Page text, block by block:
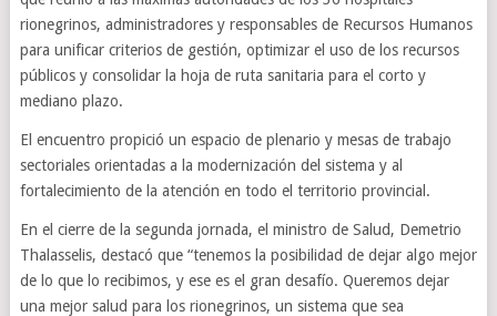
rionegrinos, administradores y responsables de Recursos Humanos
para unificar criterios de gestión, optimizar el uso de los recursos
públicos y consolidar la hoja de ruta sanitaria para el corto y
mediano plazo.
El encuentro propició un espacio de plenario y mesas de trabajo
sectoriales orientadas a la modernización del sistema y al
fortalecimiento de la atención en todo el territorio provincial.
En el cierre de la segunda jornada, el ministro de Salud, Demetrio
Thalasselis, destacó que “tenemos la posibilidad de dejar algo mejor
de lo que lo recibimos, y ese es el gran desafío. Queremos dejar
una mejor salud para los rionegrinos, un sistema que sea